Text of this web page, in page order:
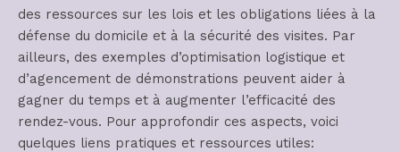
des ressources sur les lois et les obligations liées à la
défense du domicile et à la sécurité des visites. Par
ailleurs, des exemples d’optimisation logistique et
d’agencement de démonstrations peuvent aider à
gagner du temps et à augmenter l’efficacité des
rendez-vous. Pour approfondir ces aspects, voici
quelques liens pratiques et ressources utiles: